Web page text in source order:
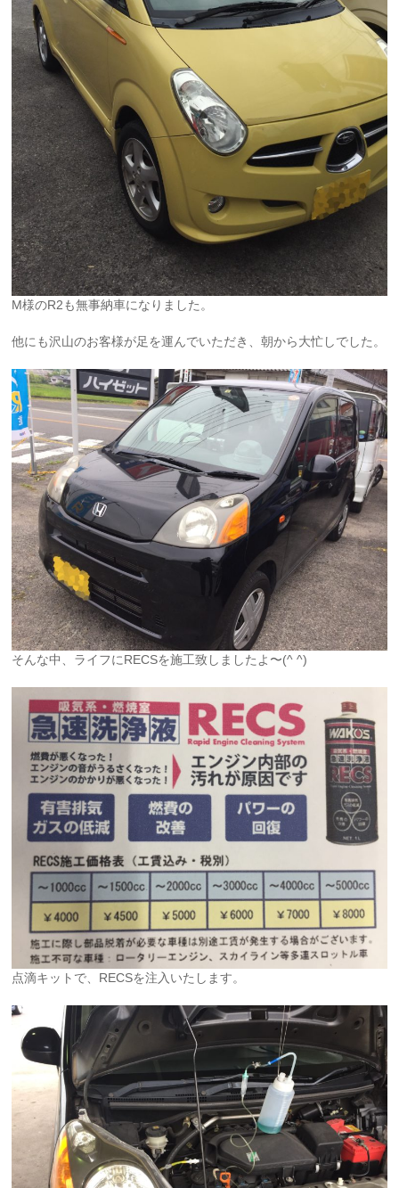
M様のR2も無事納車になりました。
他にも沢山のお客様が足を運んでいただき、朝から大忙しでした。
そんな中、ライフにRECSを施工致しましたよ〜(^ ^)
点滴キットで、RECSを注入いたします。